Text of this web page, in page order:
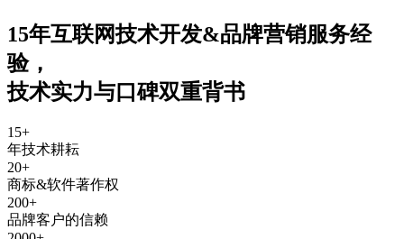
15年互联网技术开发&品牌营销服务经
验，
技术实力与口碑双重背书
15+
年技术耕耘
20+
商标&软件著作权
200+
品牌客户的信赖